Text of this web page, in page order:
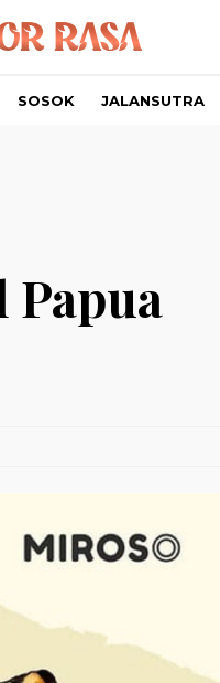
SOSOK JALANSUTRA
Papua